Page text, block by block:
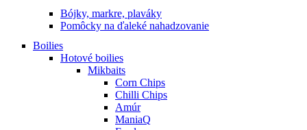
Bójky, markre, plaváky
Pomôcky na ďaleké nahadzovanie
Boilies
Hotové boilies
Mikbaits
Corn Chips
Chilli Chips
Amúr
ManiaQ